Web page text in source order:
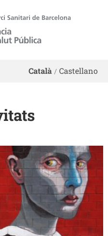
Pública de Barcelona
Català Castellano